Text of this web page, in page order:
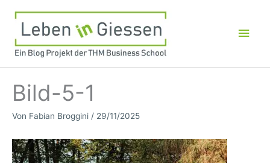
Inhalt
springen
Bild-5-1
Von Fabian Broggini / 29/11/2025